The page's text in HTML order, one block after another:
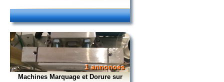
1 annonces
Machines Marquage et Dorure sur